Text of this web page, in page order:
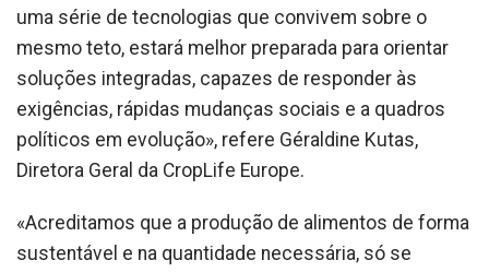
uma série de tecnologias que convivem sobre o
mesmo teto, estará melhor preparada para orientar
soluções integradas, capazes de responder às
exigências, rápidas mudanças sociais e a quadros
políticos em evolução», refere Géraldine Kutas,
Diretora Geral da CropLife Europe.
«Acreditamos que a produção de alimentos de forma
sustentável e na quantidade necessária, só se